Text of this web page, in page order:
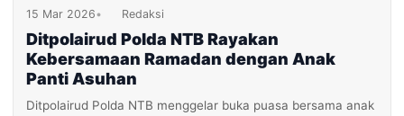
15 Mar 2026• Redaksi
Ditpolairud Polda NTB Rayakan
Kebersamaan Ramadan dengan Anak
Panti Asuhan
Ditpolairud Polda NTB menggelar buka puasa bersama anak